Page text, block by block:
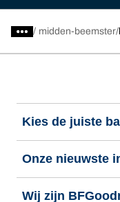
/ midden-beemster
Kies de juiste
Onze nieuwste
Wij zijn